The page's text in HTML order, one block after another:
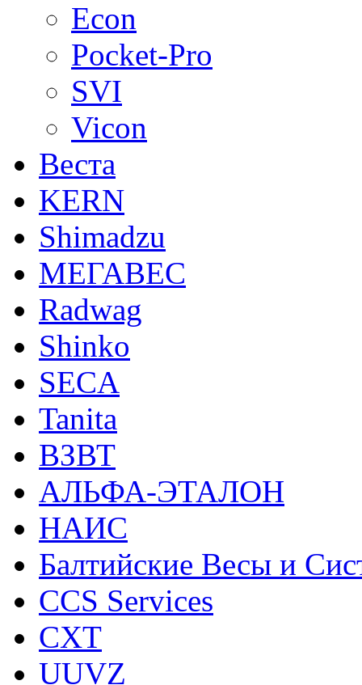
Econ
Pocket-Pro
SVI
Vicon
Веста
KERN
Shimadzu
МЕГАВЕС
Radwag
Shinko
SECA
Tanita
ВЗВТ
АЛЬФА-ЭТАЛОН
НАИС
Балтийские Весы и
CCS Services
CXT
UUVZ